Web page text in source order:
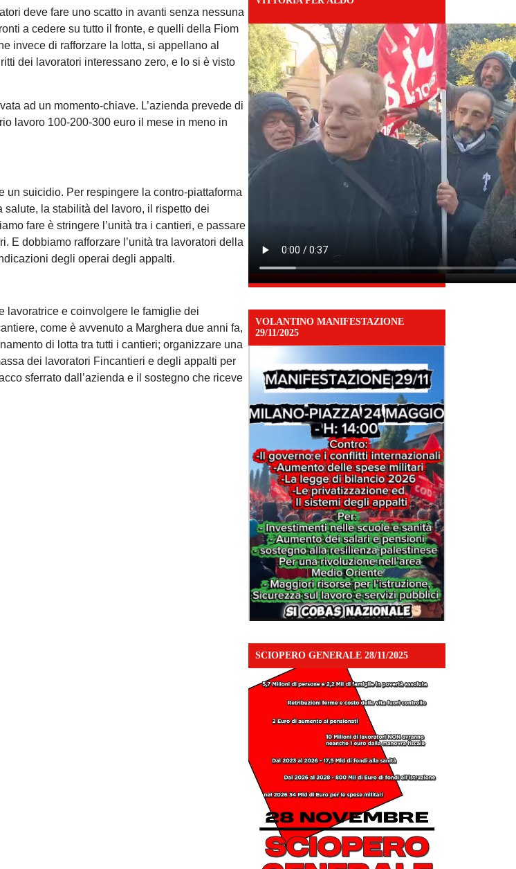
deve fare uno scatto in avanti senza nessuna
a cedere su tutto il fronte, e quelli della Fiom
invece di rafforzare la lotta, si appellano al
dei lavoratori interessano zero, e lo si è visto
ad un momento-chiave. L’azienda prevede di
lavoro 100-200-300 euro il mese in meno in
un suicidio. Per respingere la contro-piattaforma
salute, la stabilità del lavoro, il rispetto dei
fare è stringere l’unità tra i cantieri, e passare
E dobbiamo rafforzare l’unità tra lavoratori della
degli operai degli appalti.
lavoratrice e coinvolgere le famiglie dei
come è avvenuto a Marghera due anni fa,
di lotta tra tutti i cantieri; organizzare una
dei lavoratori Fincantieri e degli appalti per
sferrato dall’azienda e il sostegno che riceve
VOLANTINO MANIFESTAZIONE
29/11/2025
SCIOPERO GENERALE 28/11/2025